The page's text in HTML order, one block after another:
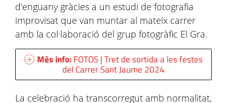
d'enguany gràcies a un estudi de fotografia
improvisat que van muntar al mateix carrer
amb la col·laboració del grup fotogràfic El Gra.
Més info:FOTOS | Tret de sortida a les festes
del Carrer Sant Jaume 2024
La celebració ha transcorregut amb normalitat,